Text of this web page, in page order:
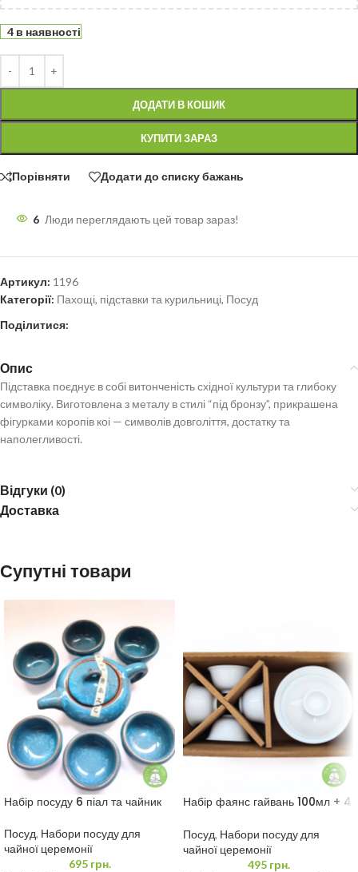
4 в наявності
ДОДАТИ В КОШИК
КУПИТИ ЗАРАЗ
Порівняти Додати до списку бажань
6 Люди переглядають цей товар зараз!
Артикул: 1196
Категорії: Пахощі, підставки та курильниці, Посуд
Поділитися:
Опис
Підставка поєднує в собі витонченість східної культури та глибоку
символіку. Виготовлена з металу в стилі “під бронзу”, прикрашена
фігурками коропів коі — символів довголіття, достатку та
наполегливості.
Відгуки (0)
Доставка
Супутні товари
Набір посуду 6 піал та чайник
Посуд, Набори посуду для
чайної церемонії
695грн.
Набір фаянс гайвань 100мл + 4
Посуд, Набори посуду для
чайної церемонії
495грн.